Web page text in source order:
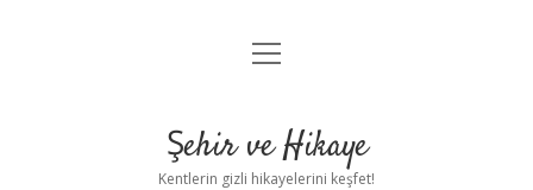
Anasayfa
Yasal Uyarı
menüyü
Şehir ve Hikaye
Kentlerin gizli hikayelerini keşfet!